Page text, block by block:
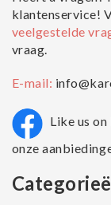
klantenservice!
veelgestelde
vraag.
E-mail:
Like us
onze